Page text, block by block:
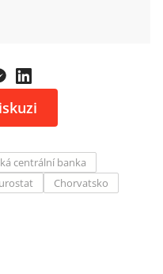
centrální banka
Chorvatsko